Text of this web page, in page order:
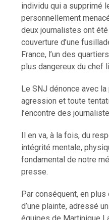
individu qui a supprimé
personnellement
deux journalistes ont
couverture d’une
France, l’un des
plus dangereux du chef
Le SNJ dénonce avec
agression et toute
l’encontre des
Il en va, à la fois, du
intégrité mentale,
fondamental de notre
presse.
Par conséquent, en plus
d’une plainte, adressé